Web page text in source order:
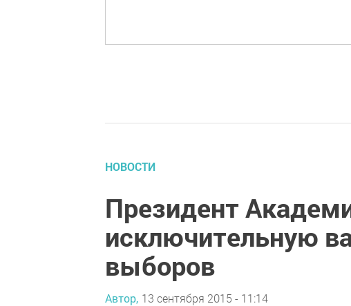
НОВОСТИ
Президент
исключительную
выборов
Автор, 13 сентября 2015 - 11:14